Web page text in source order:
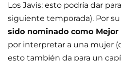
Los Javis: esto podría dar
siguiente temporada). Por
sido nominado como
por interpretar a una mujer
esto también da para un